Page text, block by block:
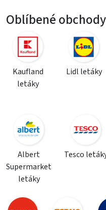
Oblíbené obchody
Kaufland
letáky
Lidl letáky
Albert
Supermarket
letáky
Tesco